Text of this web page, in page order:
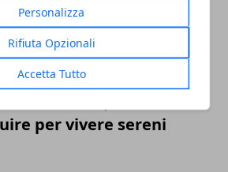
Personalizza
Rifiuta Opzionali
Accetta Tutto
per vivere sereni